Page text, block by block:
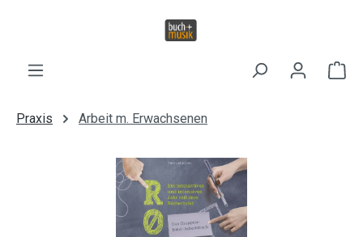
Praxis Arbeit m. Erwachsenen
Bildergalerie überspringen